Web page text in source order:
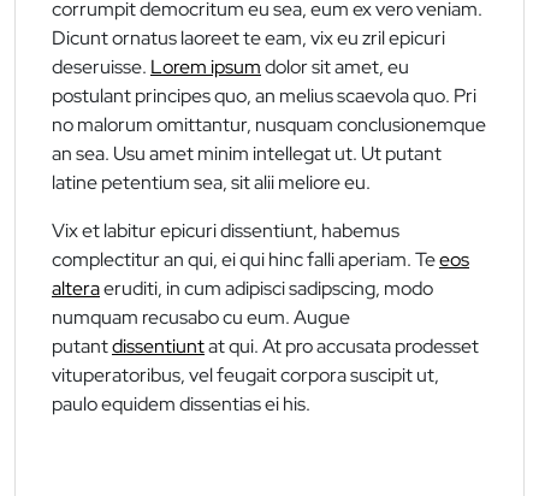
corrumpit democritum eu sea, eum ex vero veniam.
Dicunt ornatus laoreet te eam, vix eu zril epicuri
deseruisse. Lorem ipsumdolor sit amet, eu
postulant principes quo, an melius scaevola quo. Pri
no malorum omittantur, nusquam conclusionemque
an sea. Usu amet minim intellegat ut. Ut putant
latine petentium sea, sit alii meliore eu.
Vix et labitur epicuri dissentiunt, habemus
complectitur an qui, ei qui hinc falli aperiam. Teeos
alteraeruditi, in cum adipisci sadipscing, modo
numquam recusabo cu eum. Augue
putantdissentiuntat qui. At pro accusata prodesset
vituperatoribus, vel feugait corpora suscipit ut,
paulo equidem dissentias ei his.